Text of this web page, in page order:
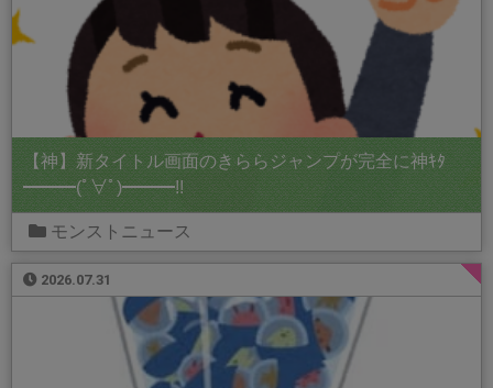
【神】新タイトル画面のきららジャンプが完全に神ｷﾀ
━━━(ﾟ∀ﾟ)━━━!!
モンストニュース
2026.07.31